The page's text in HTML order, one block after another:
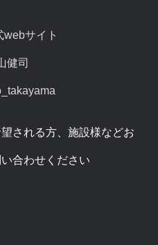
サイト
健司
される方、施設様などお
合わせください